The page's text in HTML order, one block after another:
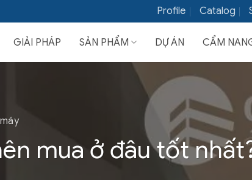
Profile Catalog
GIẢI PHÁP SẢN PHẨM DỰ ÁN CẨM
mua ở đâu tốt